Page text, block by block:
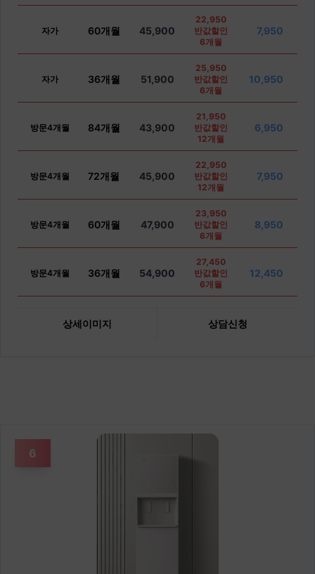
자가 60개월 45,900
22,950
반값할인
6개월
7,950
자가 36개월 51,900
25,950
반값할인
6개월
10,950
방문4개월 84개월 43,900
21,950
반값할인
12개월
6,950
방문4개월 72개월 45,900
22,950
반값할인
12개월
7,950
방문4개월 60개월 47,900
23,950
반값할인
6개월
8,950
방문4개월 36개월 54,900
27,450
반값할인
6개월
12,450
상세이미지 상담신청
6